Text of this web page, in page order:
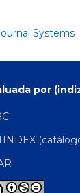
Systems
por